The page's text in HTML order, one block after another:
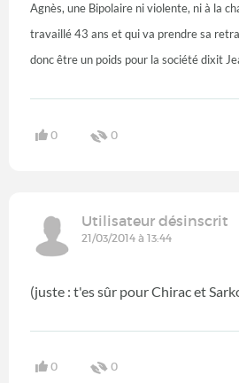
Agnès, une Bipolaire ni violente, ni à la
travaillé 43 ans et qui va prendre sa
donc être un poids pour la société dixit
0 0
Utilisateur désinscrit
21/03/2014 à 13:44
(juste : t'es sûr pour Chirac et
0 0